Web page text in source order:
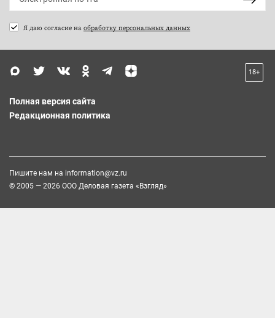
Я даю согласие на обработку персональных данных
18+
Полная версия сайта
Редакционная политика
Пишите нам на information@vz.ru
© 2005 — 2026 ООО Деловая газета «Взгляд»